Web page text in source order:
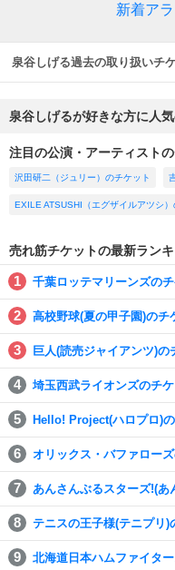
新着アラ
泉谷しげる過去の取り扱いチ
泉谷しげるが好きな方に人
注目の公演・アーティスト
沢田研二（ジュリー）のチケット
EXILE ATSUSHI（エグザイルアツシ）
売れ筋チケットの最新ラン
千葉ロッテマリーンズの
高校野球(夏の甲子園)のチ
巨人(読売ジャイアンツ)の
埼玉西武ライオンズのチケ
Hello! Project(ハロプロ)
オリックス・バファロー
あんさんぶるスターズ!(あ
テニスの王子様(テニプリ)
北海道日本ハムファイタ